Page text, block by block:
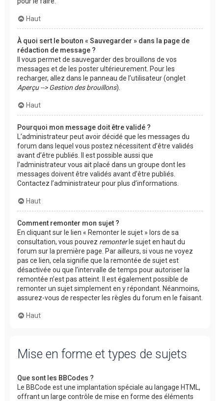
Haut
À quoi sert le bouton « Sauvegarder » dans la page de
rédaction de message ?
Il vous permet de sauvegarder des brouillons de vos
messages et de les poster ultérieurement. Pour les
recharger, allez dans le panneau de l’utilisateur (onglet
Aperçu --> Gestion des brouillons).
Haut
Pourquoi mon message doit être validé ?
L’administrateur peut avoir décidé que les messages du
forum dans lequel vous postez nécessitent d’être validés
avant d’être publiés. Il est possible aussi que
l’administrateur vous ait placé dans un groupe dont les
messages doivent être validés avant d’être publiés.
Contactez l’administrateur pour plus d’informations.
Haut
Comment remonter mon sujet ?
En cliquant sur le lien « Remonter le sujet » lors de sa
consultation, vous pouvez remonterle sujet en haut du
forum sur la première page. Par ailleurs, si vous ne voyez
pas ce lien, cela signifie que la remontée de sujet est
désactivée ou que l’intervalle de temps pour autoriser la
remontée n’est pas atteint. Il est également possible de
remonter un sujet simplement en y répondant. Néanmoins,
assurez-vous de respecter les règles du forum en le faisant.
Haut
Mise en forme et types de sujets
Que sont les BBCodes ?
Le BBCode est une implantation spéciale au langage HTML,
offrant un large contrôle de mise en forme des éléments